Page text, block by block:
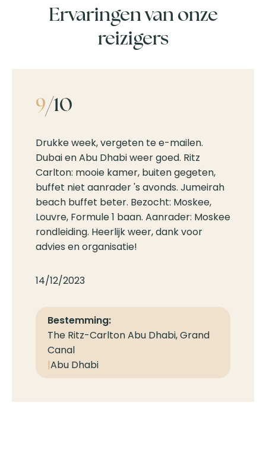
Ervaringen van onze
reizigers
9/10
Drukke week, vergeten te e-mailen.
Dubai en Abu Dhabi weer goed. Ritz
Carlton: mooie kamer, buiten gegeten,
buffet niet aanrader 's avonds. Jumeirah
beach buffet beter. Bezocht: Moskee,
Louvre, Formule 1 baan. Aanrader: Moskee
rondleiding. Heerlijk weer, dank voor
advies en organisatie!
14/12/2023
Bestemming:
The Ritz-Carlton Abu Dhabi, Grand
Canal
|Abu Dhabi